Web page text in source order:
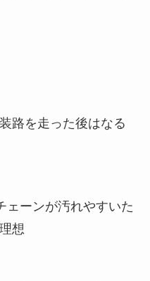
路を走った後はなる
ェーンが汚れやすいた
想